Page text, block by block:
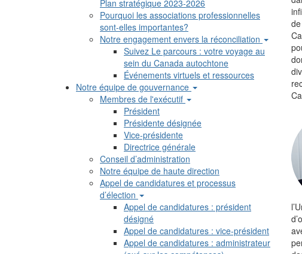
Plan stratégique 2023-2026
Pourquoi les associations professionnelles
sont-elles importantes?
Notre engagement envers la réconciliation
Suivez Le parcours : votre voyage au
sein du Canada autochtone
Événements virtuels et ressources
Notre équipe de gouvernance
Membres de l'exécutif
Président
Présidente désignée
Vice-présidente
Directrice générale
Conseil d’administration
Notre équipe de haute direction
Appel de candidatures et processus
d’élection
Appel de candidatures : président
désigné
Appel de candidatures : vice-président
Appel de candidatures : administrateur